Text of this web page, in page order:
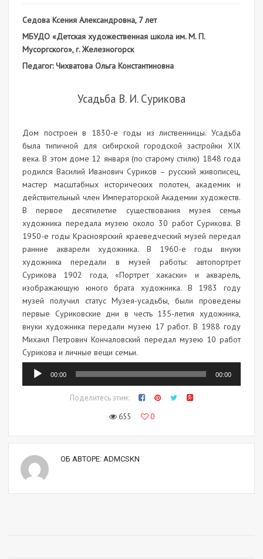
Седова Ксения Александровна, 7 лет
МБУДО «Детская художественная школа им. М. П.
Мусоргского», г. Железногорск
Педагог: Чихватова Ольга Константиновна
Усадьба В. И. Сурикова
Дом построен в 1830-е годы из лиственницы. Усадьба
была типичной для сибирской городской застройки XIX
века. В этом доме 12 января (по старому стилю) 1848 года
родился Василий Иванович Суриков – русский живописец,
мастер масштабных исторических полотен, академик и
действительный член Императорской Академии художеств.
В первое десятилетие существования музея семья
художника передала музею около 30 работ Сурикова. В
1950-е годы Красноярский краеведческий музей передал
ранние акварели художника. В 1960-е годы внуки
художника передали в музей работы: автопортрет
Сурикова 1902 года, «Портрет хакаски» и акварель,
изображающую юного брата художника. В 1983 году
музей получил статус Музея-усадьбы, были проведены
первые Суриковские дни в честь 135-летия художника,
внуки художника передали музею 17 работ. В 1988 году
Михаил Петрович Кончаловский передал музею 10 работ
Сурикова и личные вещи семьи.
Аудиоплеер
00:00 00:00
Поделитесь этим:
655
0
ОБ АВТОРЕ: ADMCSKN